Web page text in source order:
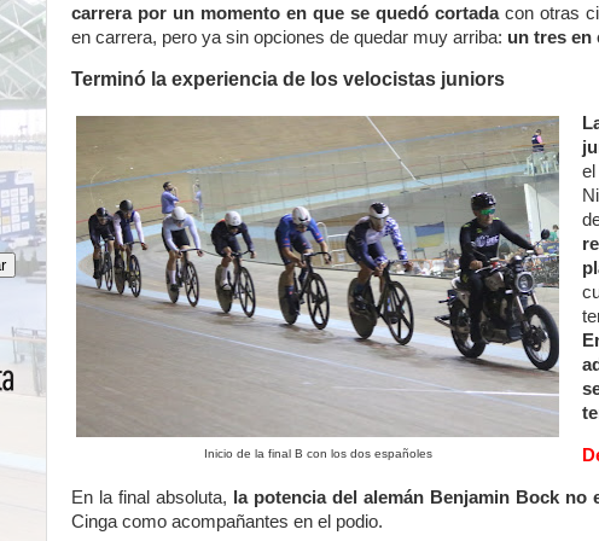
carrera por un momento en que se quedó cortadacon otras
en carrera, pero ya sin opciones de quedar muy arriba: un tres en
Terminó la experiencia de los velocistas juniors
Inicio de la final B con los dos españoles
En la final absoluta, la potencia del alemán Benjamin Bock no
Cinga como acompañantes en el podio.